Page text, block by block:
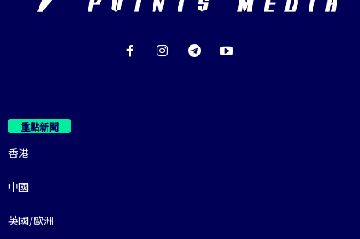
重點新聞
香港
中國
英國/歐洲